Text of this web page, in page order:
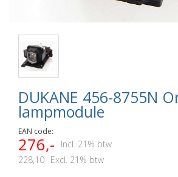
DUKANE 456-8755N
lampmodule
EAN code:
276,-
Incl. 21% btw
228,10 Excl. 21% btw